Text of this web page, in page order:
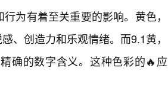
为有着至关重要的影响。黄色，
、创造力和乐观情绪。而9.1黄，
确的数字含义。这种色彩的🔥应